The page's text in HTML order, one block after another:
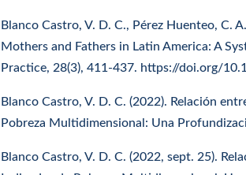
Blanco Castro, V. D. C., Pérez Huenteo, C.
Mothers and Fathers in Latin America: A
Practice, 28(3), 411-437. https://doi.org/
Blanco Castro, V. D. C. (2022). Relación
Pobreza Multidimensional: Una
Blanco Castro, V. D. C. (2022, sept. 25).